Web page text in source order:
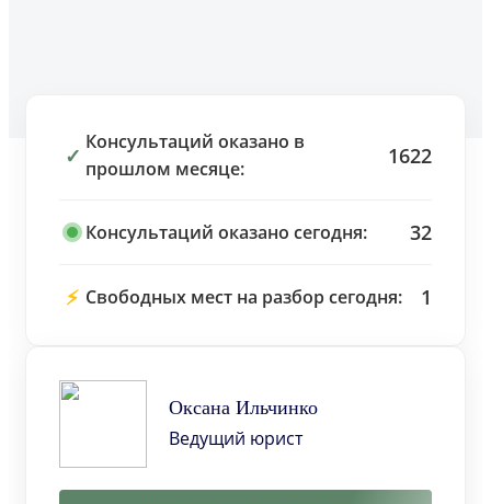
✓
Консультаций оказано в
прошлом месяце:
1622
Консультаций оказано сегодня: 32
⚡ Свободных мест на разбор сегодня: 1
Оксана Ильчинко
Ведущий юрист